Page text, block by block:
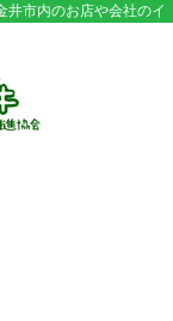
井市内のお店や会社のイ